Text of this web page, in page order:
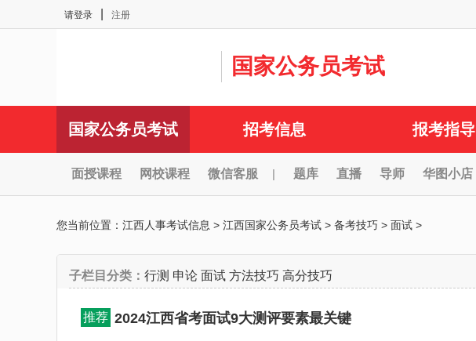
请登录 注册
国家公务员考试
国家公务员考试 招考信息 报考指导
面授课程 网校课程 微信客服 | 题库 直播 导师 华图小店
您当前位置： 江西人事考试信息 > 江西国家公务员考试 > 备考技巧 > 面试 >
子栏目分类： 行测 申论 面试 方法技巧 高分技巧
推荐 2024江西省考面试9大测评要素最关键